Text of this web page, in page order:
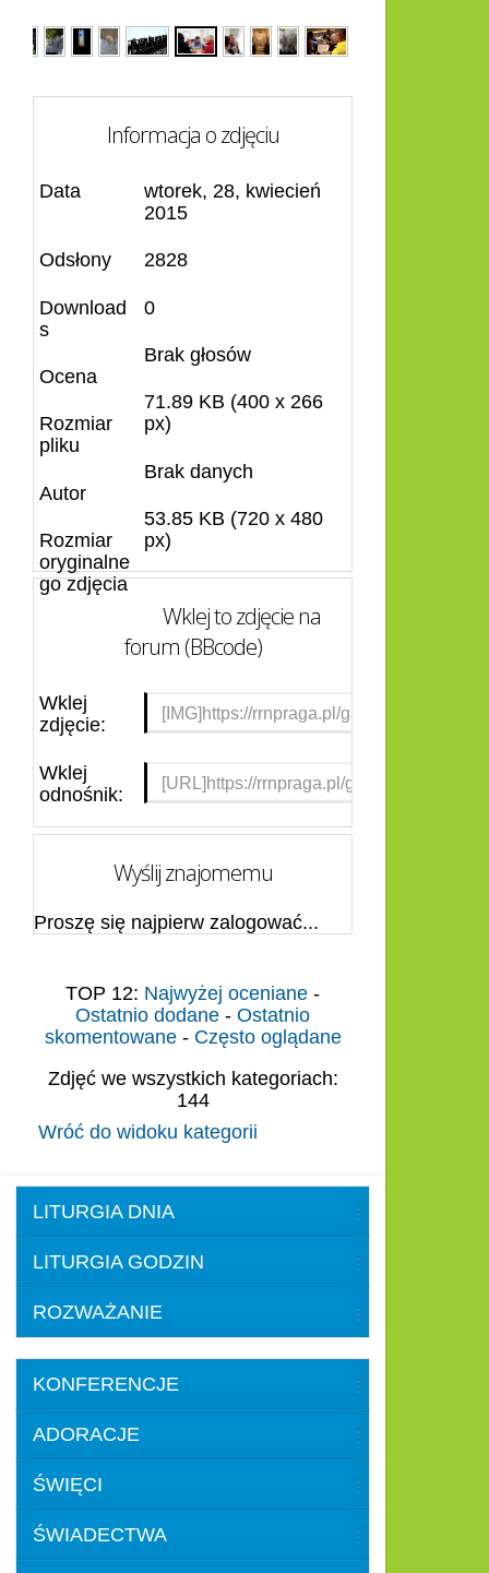
Informacja o zdjęciu
Data
wtorek, 28, kwiecień
2015
Odsłony 2828
Download
s
0
Ocena
Brak głosów
Rozmiar
pliku
71.89 KB (400 x 266
px)
Autor
Brak danych
Rozmiar
oryginalne
go zdjęcia
53.85 KB (720 x 480
px)
Wklej to zdjęcie na
forum (BBcode)
Wklej
zdjęcie:
Wklej
odnośnik:
Wyślij znajomemu
Proszę się najpierw zalogować...
TOP 12: Najwyżej oceniane -
Ostatnio dodane - Ostatnio
skomentowane- Często oglądane
Zdjęć we wszystkich kategoriach:
144
Wróć do widoku kategorii
LITURGIA DNIA
LITURGIA GODZIN
ROZWAŻANIE
KONFERENCJE
ADORACJE
ŚWIĘCI
ŚWIADECTWA